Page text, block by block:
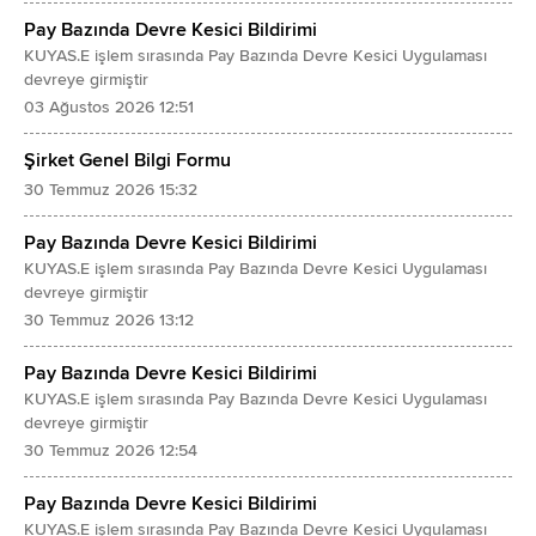
Stoklar
Özkaynak Yöntemiyle Değerlenen Yatırımlar
Canlı Varlıklar
Yatırım Amaçlı Gayrimenkuller
Maddi Duran Varlıklar
- Şerefiye
- Diğer Maddi Olmayan Duran Varlıklar
Ertelenmiş Vergi Varlığı
Diğer Duran Varlıklar
TOPLAM VARLIKLAR
K A Y N A K L A R
KISA VADELİ YÜKÜMLÜLÜKLER
Finansman Gelirleri
Finansman Giderleri (-)
SÜRDÜRÜLEN FAALİYETLER VERGİ ÖNCESİ KARI/ZARARI
Sürdürülen Faaliyetler Vergi Gideri/Geliri
- Dönem Vergi Gideri (-)/Geliri
- Ertelenmiş Vergi Gideri (-)/Geliri
SÜRDÜRÜLEN FAALİYETLER DÖNEM KARI/ZARARI
DURDURULAN FAALİYETLER DÖNEM KARI/ZARARI
DÖNEM KARI/ZARARI
Dönem Karı/Zararının Dağılımı
- Kontrol Gücü Olmayan Paylar
- Ana Ortaklık Payları
Pay Başına Kazanç
- Sürdürülen Faaliyetlerden Pay Başına Kazanç
- Durdurulan Faaliyetlerden Pay Başına Kazanç
Pay Bazında Devre Kesici Bildirimi
KUYAS.E işlem sırasında Pay Bazında Devre Kesici Uygulaması
devreye girmiştir
03 Ağustos 2026 12:51
Şirket Genel Bilgi Formu
30 Temmuz 2026 15:32
Pay Bazında Devre Kesici Bildirimi
KUYAS.E işlem sırasında Pay Bazında Devre Kesici Uygulaması
devreye girmiştir
30 Temmuz 2026 13:12
Pay Bazında Devre Kesici Bildirimi
KUYAS.E işlem sırasında Pay Bazında Devre Kesici Uygulaması
devreye girmiştir
30 Temmuz 2026 12:54
Pay Bazında Devre Kesici Bildirimi
KUYAS.E işlem sırasında Pay Bazında Devre Kesici Uygulaması